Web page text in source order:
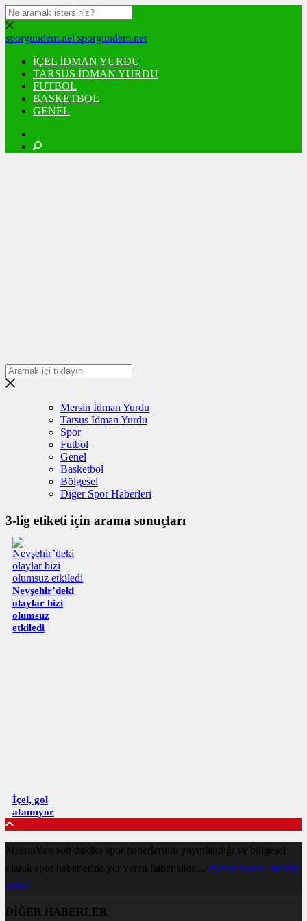
sporgundem.net sporgundem.net
İÇEL İDMAN YURDU
TARSUS İDMAN YURDU
FUTBOL
BASKETBOL
GENEL
Mersin İdman Yurdu
Tarsus İdman Yurdu
Spor
Futbol
Genel
Basketbol
Bölgesel
Diğer Spor Haberleri
3-lig etiketi için arama sonuçları
Nevşehir’deki
olaylar bizi
olumsuz
etkiledi
İçel, gol
atamıyor
Mersin'den son dakika spor haberlerinin yayınlandığı ve bölgesel
olarak spor haberlerine yer veren haber sitesi... mersin haber mersin
haber
DİĞER HABERLER